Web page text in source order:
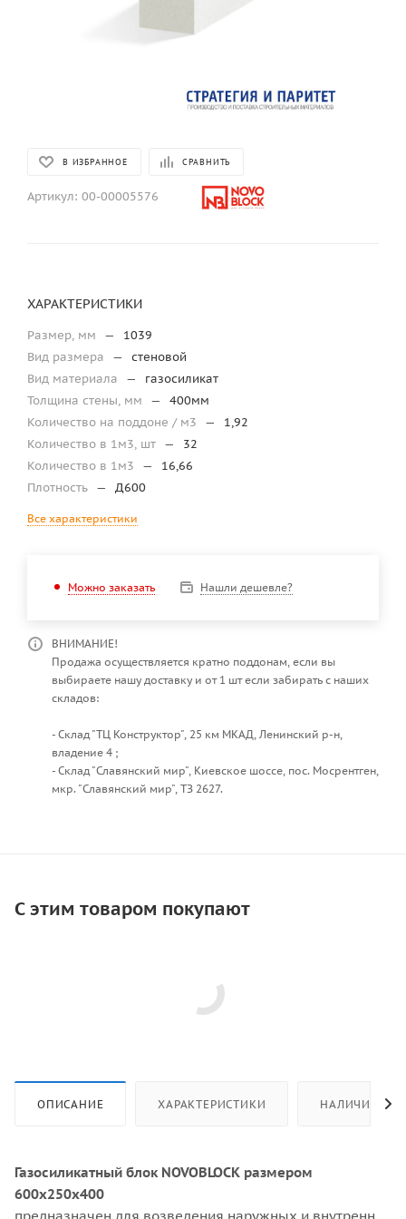
В ИЗБРАННОЕ СРАВНИТЬ
Артикул: 00-00005576
ХАРАКТЕРИСТИКИ
Размер, мм —
1039
Вид размера
—
стеновой
Вид материала
—
газосиликат
Толщина стены, мм
—
400мм
Количество на поддоне / м3
—
1,92
Количество в 1м3, шт —
32
Количество в 1м3
—
16,66
Плотность — Д600
Все характеристики
Можно заказать Нашли дешевле?
ВНИМАНИЕ!
Продажа осуществляется кратно поддонам, если вы
выбираете нашу доставку и от 1 шт если забирать с наших
складов:
- Склад "ТЦ Конструктор", 25 км МКАД, Ленинский р-н,
владение 4 ;
- Склад "Славянский мир", Киевское шоссе, пос. Мосрентген,
мкр. "Славянский мир", ТЗ 2627.
С этим товаром покупают
ОПИСАНИЕ ХАРАКТЕРИСТИКИ НАЛИЧИЕ
Газосиликатный блок NOVOBLOCK размером
600х250х400